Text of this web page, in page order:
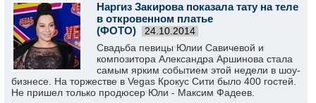
Наргиз Закирова показала тату на теле
в откровенном платье
(ФОТО)
24.10.2014
Свадьба певицы Юлии Савичевой и
композитора Александра Аршинова стала
самым ярким событием этой недели в шоу-
бизнесе. На торжестве в Vegas Крокус Сити было 400 гостей.
Не пришел только продюсер Юли - Максим Фадеев.